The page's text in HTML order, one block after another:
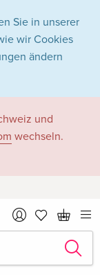
Sie in unserer
wir Cookies
ändern
und
wechseln.